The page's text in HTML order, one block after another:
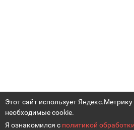
Этот сайт использует
необходимые cookie.
Я ознакомился с политикой